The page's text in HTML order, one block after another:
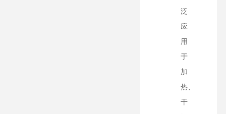
泛
应
用
于
加
热、
干